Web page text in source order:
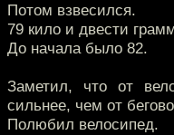
Потом взвесился.
79 кило и двести
До начала было 82.
Заметил, что от
сильнее, чем от
Полюбил велосипед.